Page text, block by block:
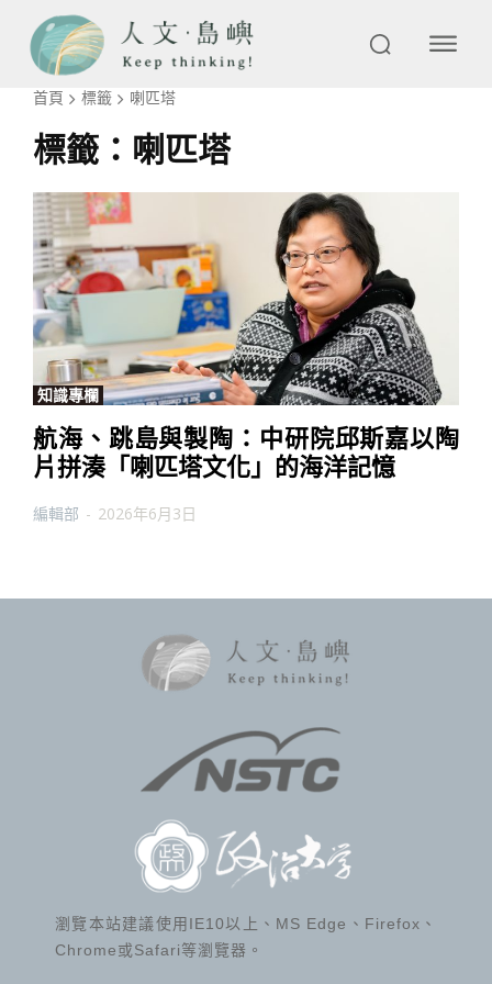
首頁 標籤 喇匹塔
標籤： 喇匹塔
知識專欄
航海、跳島與製陶：中研院邱斯嘉以陶
片拼湊「喇匹塔文化」的海洋記憶
編輯部 - 2026年6月3日
瀏覽本站建議使用IE10以上、MS Edge、Firefox、
Chrome或Safari等瀏覽器。